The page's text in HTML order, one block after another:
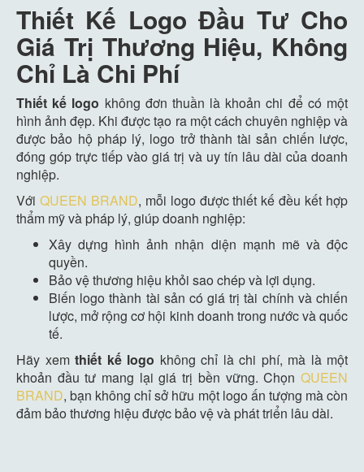
Thiết Kế Logo Đầu Tư Cho
Giá Trị Thương Hiệu, Không
Chỉ Là Chi Phí
Thiết kế logo không đơn thuần là khoản chi để có một
hình ảnh đẹp. Khi được tạo ra một cách chuyên nghiệp và
được bảo hộ pháp lý, logo trở thành tài sản chiến lược,
đóng góp trực tiếp vào giá trị và uy tín lâu dài của doanh
nghiệp.
Với QUEEN BRAND, mỗi logo được thiết kế đều kết hợp
thẩm mỹ và pháp lý, giúp doanh nghiệp:
Xây dựng hình ảnh nhận diện mạnh mẽ và độc
quyền.
Bảo vệ thương hiệu khỏi sao chép và lợi dụng.
Biến logo thành tài sản có giá trị tài chính và chiến
lược, mở rộng cơ hội kinh doanh trong nước và quốc
tế.
Hãy xem thiết kế logo không chỉ là chi phí, mà là một
khoản đầu tư mang lại giá trị bền vững. Chọn QUEEN
BRAND, bạn không chỉ sở hữu một logo ấn tượng mà còn
đảm bảo thương hiệu được bảo vệ và phát triển lâu dài.